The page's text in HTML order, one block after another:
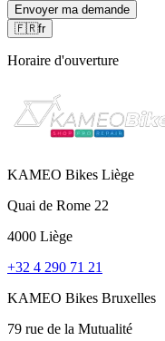
Envoyer ma demande
🇫🇷fr
Horaire d'ouverture
KAMEO Bikes Liège
Quai de Rome 22
4000 Liège
+32 4 290 71 21
KAMEO Bikes Bruxelles
79 rue de la Mutualité